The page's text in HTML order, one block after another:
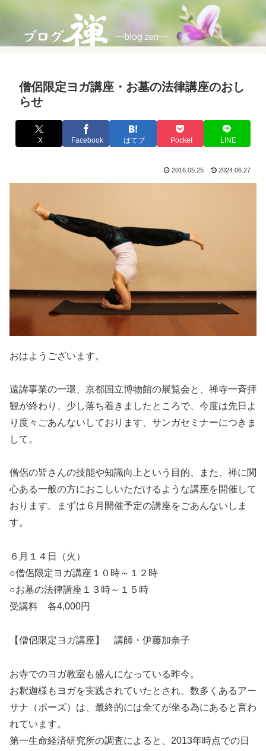
僧侶限定ヨガ講座・お墓の法律講座のおし
らせ
X Facebook はてブ Pocket LINE
2016.05.25 2024.06.27
おはようございます。
遠諱事業の一環、京都国立博物館の展覧会と、禅寺一斉拝
観が終わり、少し落ち着きましたところで、今度は先日よ
り度々ごあんないしております、サンガセミナーにつきま
して。
僧侶の皆さんの技能や知識向上という目的、また、禅に関
心ある一般の方におこしいただけるような講座を開催して
おります。まずは６月開催予定の講座をごあんないしま
す。
６月１４日（火）
○僧侶限定ヨガ講座１０時～１２時
○お墓の法律講座１３時～１５時
受講料 各4,000円
【僧侶限定ヨガ講座】 講師・伊藤加奈子
お寺でのヨガ教室も盛んになっている昨今。
お釈迦様もヨガを実践されていたとされ、数多くあるアー
サナ（ポーズ）は、最終的には全てが坐る為にあると言わ
れています。
第一生命経済研究所の調査によると、2013年時点での日